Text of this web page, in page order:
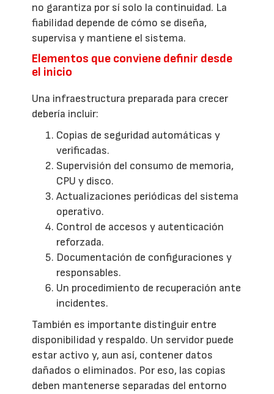
no garantiza por sí solo la continuidad. La
fiabilidad depende de cómo se diseña,
supervisa y mantiene el sistema.
Elementos que conviene definir desde
el inicio
Una infraestructura preparada para crecer
debería incluir:
Copias de seguridad automáticas y
verificadas.
Supervisión del consumo de memoria,
CPU y disco.
Actualizaciones periódicas del sistema
operativo.
Control de accesos y autenticación
reforzada.
Documentación de configuraciones y
responsables.
Un procedimiento de recuperación ante
incidentes.
También es importante distinguir entre
disponibilidad y respaldo. Un servidor puede
estar activo y, aun así, contener datos
dañados o eliminados. Por eso, las copias
deben mantenerse separadas del entorno